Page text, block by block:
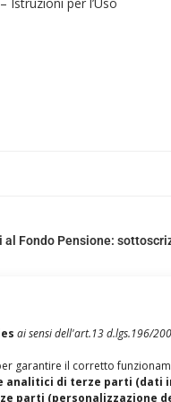
ai sensi dell'art.13 d.lgs.196/
garantire il corretto
analitici di terze parti (dati
parti (personalizzazione
al Fondo Pensione: